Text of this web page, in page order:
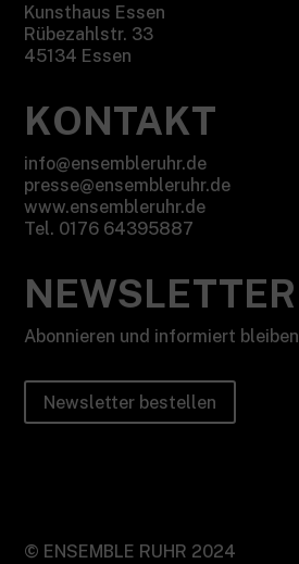
Kunsthaus Essen
Rübezahlstr. 33
45134 Essen
KONTAKT
info@ensembleruhr.de
presse@ensembleruhr.de
www.ensembleruhr.de
Tel. 0176 64395887
NEWSLETTER
Abonnieren und informiert bleiben
Newsletter bestellen
© ENSEMBLE RUHR 2024